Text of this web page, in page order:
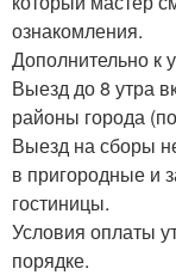
ознакомления.
Дополнительно к
Выезд до 8 утра
районы города
Выезд на сборы
в пригородные и
гостиницы.
Условия оплаты
порядке.